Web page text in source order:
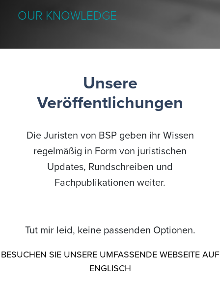
OUR KNOWLEDGE
Unsere
Veröffentlichungen
Die Juristen von BSP geben ihr Wissen
regelmäßig in Form von juristischen
Updates, Rundschreiben und
Fachpublikationen weiter.
Tut mir leid, keine passenden Optionen.
BESUCHEN SIE UNSERE UMFASSENDE WEBSEITE AUF
ENGLISCH